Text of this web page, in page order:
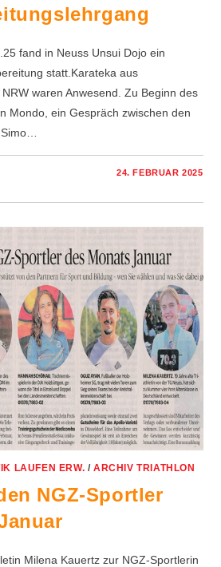
fand in Neuss Unsui Dojo ein
statt.Karateka aus
waren Anwesend. Zu Beginn des
Mondo, ein Gespräch zwischen den
24. FEBRUAR 2025
LAUFEN ERW. /ARCHIV TRIATHLON
NGZ-Sportler
Milena Kauertz zur NGZ-Sportlerin